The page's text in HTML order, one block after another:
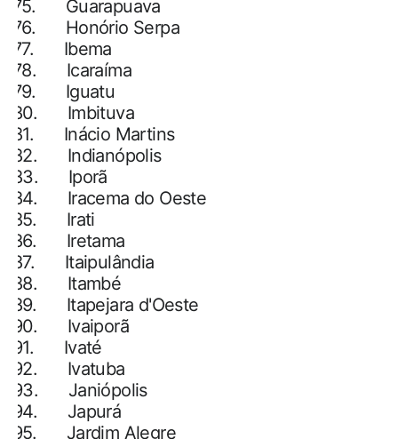
75.
Guarapuava
76.
Honório Serpa
77.
Ibema
78.
Icaraíma
79.
Iguatu
80.
Imbituva
81.
Inácio Martins
82.
Indianópolis
83.
Iporã
84.
Iracema do Oeste
85.
Irati
86.
Iretama
87.
Itaipulândia
88.
Itambé
89.
Itapejara d'Oeste
90.
Ivaiporã
91.
Ivaté
92.
Ivatuba
93.
Janiópolis
94.
Japurá
95.
Jardim Alegre